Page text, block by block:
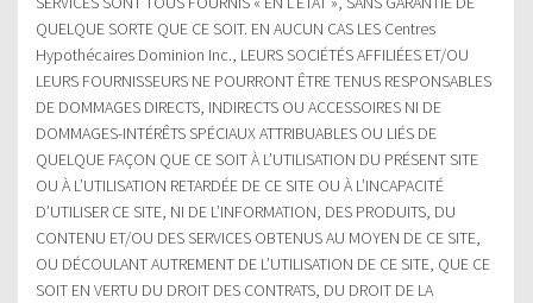
QUELQUE SORTE QUE CE SOIT. EN AUCUN CAS LES Centres
Hypothécaires Dominion Inc., LEURS SOCIÉTÉS AFFILIÉES ET/OU
LEURS FOURNISSEURS NE POURRONT ÊTRE TENUS RESPONSABLES
DE DOMMAGES DIRECTS, INDIRECTS OU ACCESSOIRES NI DE
DOMMAGES-INTÉRÊTS SPÉCIAUX ATTRIBUABLES OU LIÉS DE
QUELQUE FAÇON QUE CE SOIT À L’UTILISATION DU PRÉSENT SITE
OU À L’UTILISATION RETARDÉE DE CE SITE OU À L’INCAPACITÉ
D’UTILISER CE SITE, NI DE L’INFORMATION, DES PRODUITS, DU
CONTENU ET/OU DES SERVICES OBTENUS AU MOYEN DE CE SITE,
OU DÉCOULANT AUTREMENT DE L’UTILISATION DE CE SITE, QUE CE
SOIT EN VERTU DU DROIT DES CONTRATS, DU DROIT DE LA